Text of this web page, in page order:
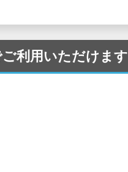
利用いただけます